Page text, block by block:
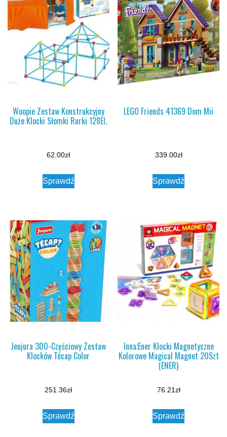
Woopie Zestaw Konstrukcyjny
Duże Klocki Słomki Rurki 128El.
62.00zł
Sprawdź
LEGO Friends 41369 Dom Mii
339.00zł
Sprawdź
Jeujura 300-Częściowy Zestaw
Klocków Técap Color
251.36zł
Sprawdź
Inna;Ener Klocki Magnetyczne
Kolorowe Magical Magnet 20Szt
(ENER)
76.21zł
Sprawdź